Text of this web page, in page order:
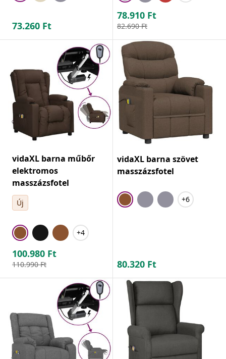
73.260 Ft
78.910 Ft
82.690 Ft
vidaXL barna műbőr
elektromos
masszázsfotel
Új
+4
100.980 Ft
110.990 Ft
vidaXL barna szövet
masszázsfotel
+6
80.320 Ft